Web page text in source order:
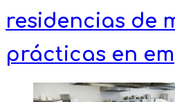
residencias de
prácticas en